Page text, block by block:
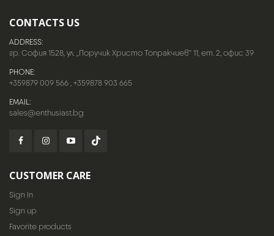
CONTACTS US
ADDRESS:
гр. София 1528, ул. „Поручик Христо Топракчиев“ 11, ет. 2, офис 39
PHONE:
+359879 009 566,+359878 903 665
EMAIL:
sales@enthusiast.bg
CUSTOMER CARE
Sign In
Sign up
Favorite products